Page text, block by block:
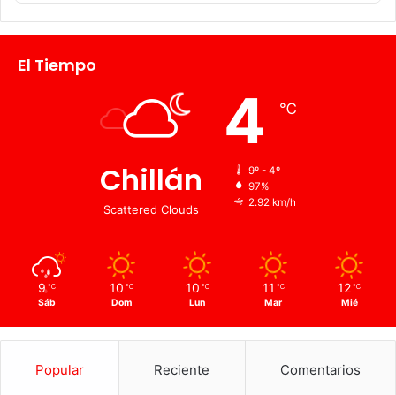
El Tiempo
Chillán
Scattered Clouds
4 ℃
9º - 4º
97%
2.92 km/h
9 ℃
Sáb
10 ℃
Dom
10 ℃
Lun
11 ℃
Mar
12 ℃
Mié
Popular Reciente Comentarios